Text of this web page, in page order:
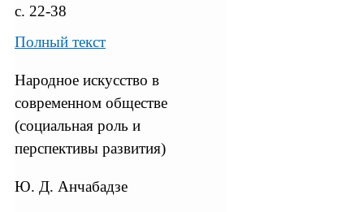
с. 22-38
Полный текст
Народное искусство в
современном обществе
(социальная роль и
перспективы развития)
Ю. Д. Анчабадзе